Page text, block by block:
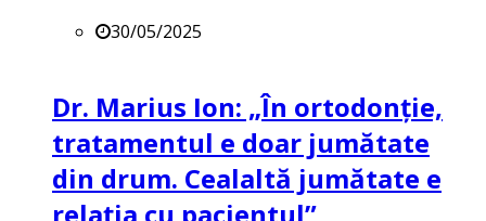
30/05/2025
Dr. Marius Ion: „În ortodonție,
tratamentul e doar jumătate
din drum. Cealaltă jumătate e